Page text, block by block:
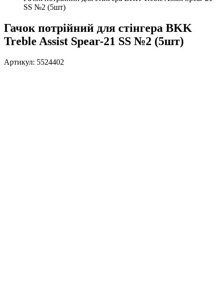
SS №2 (5шт)
Гачок потрійний для стінгера BKK
Treble Assist Spear-21 SS №2 (5шт)
Артикул: 5524402